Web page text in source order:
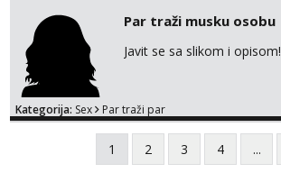
Par traži musku osobu
Javit se sa slikom i opisom!
Kategorija: Sex Par traži par
1 2 3 4 ...